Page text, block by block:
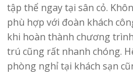
tập thể ngay tại sân cỏ.
phù hợp với đoàn khách
khi hoàn thành chương
trú cũng rất nhanh chóng.
phòng nghỉ tại khách sạn